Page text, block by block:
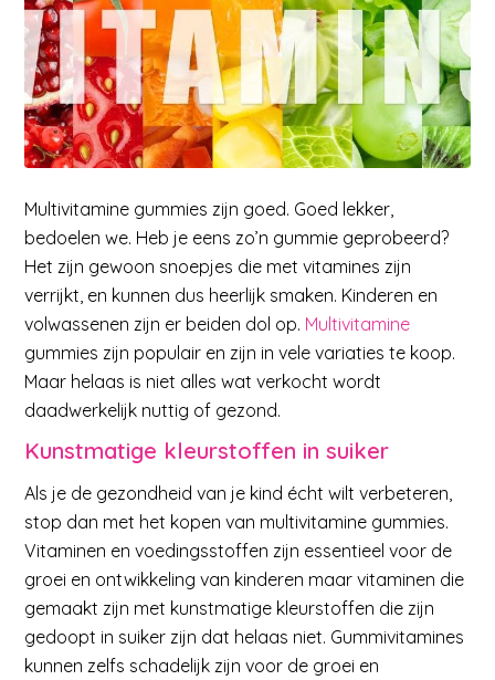
Multivitamine gummies zijn goed. Goed lekker,
bedoelen we. Heb je eens zo’n gummie geprobeerd?
Het zijn gewoon snoepjes die met vitamines zijn
verrijkt, en kunnen dus heerlijk smaken. Kinderen en
volwassenen zijn er beiden dol op. Multivitamine
gummies zijn populair en zijn in vele variaties te koop.
Maar helaas is niet alles wat verkocht wordt
daadwerkelijk nuttig of gezond.
Kunstmatige kleurstoffen in suiker
Als je de gezondheid van je kind écht wilt verbeteren,
stop dan met het kopen van multivitamine gummies.
Vitaminen en voedingsstoffen zijn essentieel voor de
groei en ontwikkeling van kinderen maar vitaminen die
gemaakt zijn met kunstmatige kleurstoffen die zijn
gedoopt in suiker zijn dat helaas niet. Gummivitamines
kunnen zelfs schadelijk zijn voor de groei en